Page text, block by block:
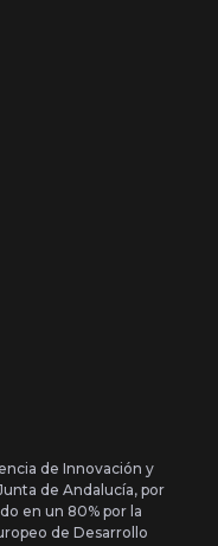
de Innovación y
de Andalucía, por
en un 80% por la
de Desarrollo